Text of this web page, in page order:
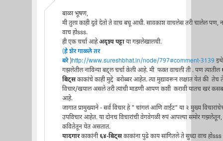
बाळा भूषण,
मी तुला काही दुवे देतो ते वाच बघू आधी. सावकाश वाचलेस तरी चालेल पण,
वाच होsss.
ही एक चर्चा आहेअदृश्य पट्टाया गझलेखालची.
(हे शेर गाळ्ले तर
बरे )http://www.sureshbhat.in/node/797#comment-3139 इथे
गझलेतील नाविन्या बद्द्ल चर्चा केली आहे. मी फक्त वाचली ती . पण त्यातील
बिट्सकाकांचे काही मुद्दे बरोब्बर आहेत. त्या मुद्यावरून लक्षात येतं की तेच
विचार/खयाल असले तरी त्यांची माडणी आपण कशी करावी यातच खरं कसब
आहे.
जागात प्रामुख्याने - सर्व विचार हे " चांगलं आणि वाईट" या २ मुख्य
उपविचार आहेत. या दोनच विचारांची वेगवेगळी रुपं आपल्या समोर गझलेतून,
कवितेतून येत असतात.
यादगारकाकांनी६४-बिट्सकाकांना पुढे काय सांगितले ते सुध्दा वाच होsss